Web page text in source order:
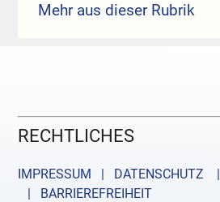
Mehr aus dieser Rubrik
RECHTLICHES
IMPRESSUM | DATENSCHUTZ |
| BARRIEREFREIHEIT